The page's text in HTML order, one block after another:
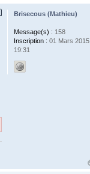
Brisecous (Mathieu)
Message(s) : 158
Inscription : 01 Mars 2015,
19:31